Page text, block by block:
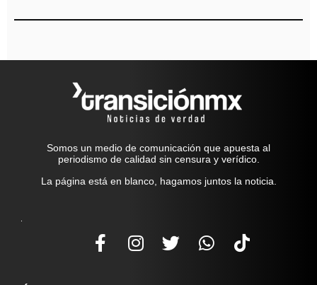
Somos un medio de comunicación que apuesta al
periodismo de calidad sin censura y verídico.
La página está en blanco, hagamos juntos la noticia.